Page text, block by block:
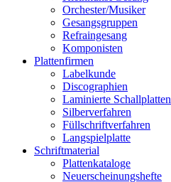
Orchester/Musiker
Gesangsgruppen
Refraingesang
Komponisten
Plattenfirmen
Labelkunde
Discographien
Laminierte Schallplatten
Silberverfahren
Füllschriftverfahren
Langspielplatte
Schriftmaterial
Plattenkataloge
Neuerscheinungshefte